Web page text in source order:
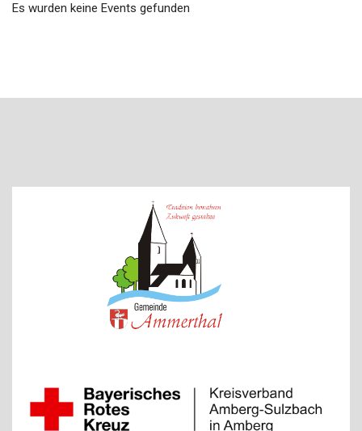
Es wurden keine Events gefunden